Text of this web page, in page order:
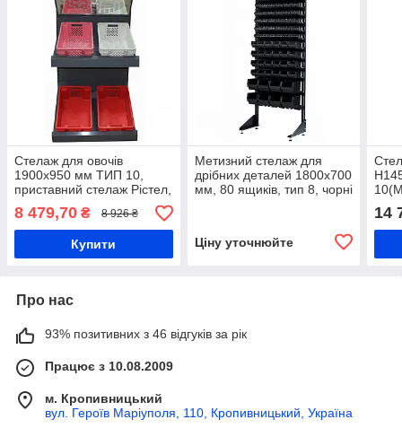
Стелаж для овочів
1900х950 мм ТИП 10,
приставний стелаж Рістел,
овочів, стелаж під овочеві
ящики
8 479,70 ₴ 8 926 ₴
Купити
Метизний стелаж для
дрібних деталей 1800х700
мм, 80 ящиків, тип 8, чорні
Ціну уточнюйте
14
Про нас
93% позитивних з 46 відгуків за рік
Працює з 10.08.2009
м. Кропивницький
вул. Героїв Маріуполя, 110, Кропивницький, Україна